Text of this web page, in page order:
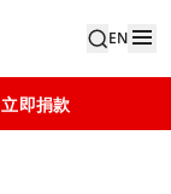
EN
立即捐款